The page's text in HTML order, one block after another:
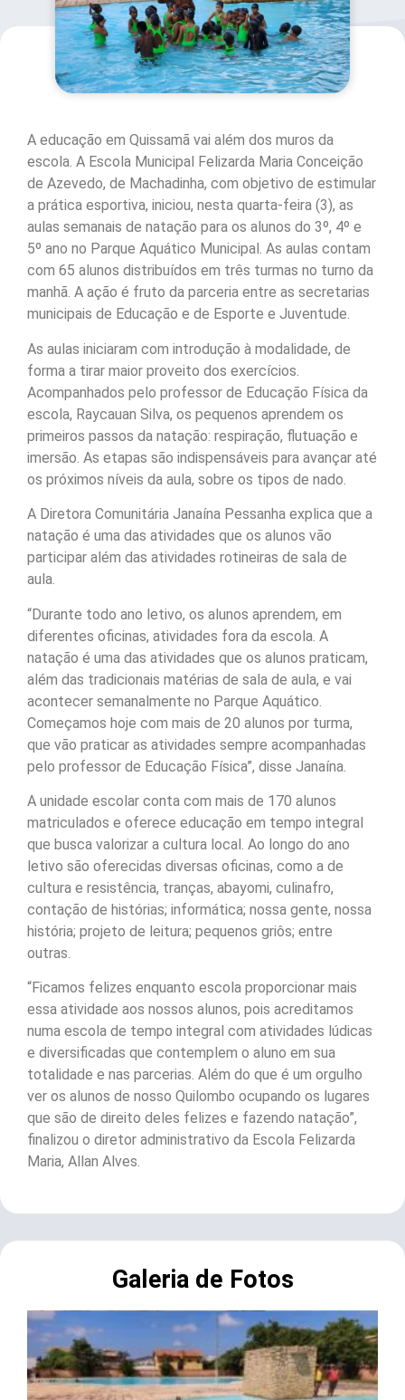
A educação em Quissamã vai além dos muros da
escola. A Escola Municipal Felizarda Maria Conceição
de Azevedo, de Machadinha, com objetivo de estimular
a prática esportiva, iniciou, nesta quarta-feira (3), as
aulas semanais de natação para os alunos do 3º, 4º e
5º ano no Parque Aquático Municipal. As aulas contam
com 65 alunos distribuídos em três turmas no turno da
manhã. A ação é fruto da parceria entre as secretarias
municipais de Educação e de Esporte e Juventude.
As aulas iniciaram com introdução à modalidade, de
forma a tirar maior proveito dos exercícios.
Acompanhados pelo professor de Educação Física da
escola, Raycauan Silva, os pequenos aprendem os
primeiros passos da natação: respiração, flutuação e
imersão. As etapas são indispensáveis para avançar até
os próximos níveis da aula, sobre os tipos de nado.
A Diretora Comunitária Janaína Pessanha explica que a
natação é uma das atividades que os alunos vão
participar além das atividades rotineiras de sala de
aula.
“Durante todo ano letivo, os alunos aprendem, em
diferentes oficinas, atividades fora da escola. A
natação é uma das atividades que os alunos praticam,
além das tradicionais matérias de sala de aula, e vai
acontecer semanalmente no Parque Aquático.
Começamos hoje com mais de 20 alunos por turma,
que vão praticar as atividades sempre acompanhadas
pelo professor de Educação Física”, disse Janaína.
A unidade escolar conta com mais de 170 alunos
matriculados e oferece educação em tempo integral
que busca valorizar a cultura local. Ao longo do ano
letivo são oferecidas diversas oficinas, como a de
cultura e resistência, tranças, abayomi, culinafro,
contação de histórias; informática; nossa gente, nossa
história; projeto de leitura; pequenos griôs; entre
outras.
“Ficamos felizes enquanto escola proporcionar mais
essa atividade aos nossos alunos, pois acreditamos
numa escola de tempo integral com atividades lúdicas
e diversificadas que contemplem o aluno em sua
totalidade e nas parcerias. Além do que é um orgulho
ver os alunos de nosso Quilombo ocupando os lugares
que são de direito deles felizes e fazendo natação”,
finalizou o diretor administrativo da Escola Felizarda
Maria, Allan Alves.
Galeria de Fotos